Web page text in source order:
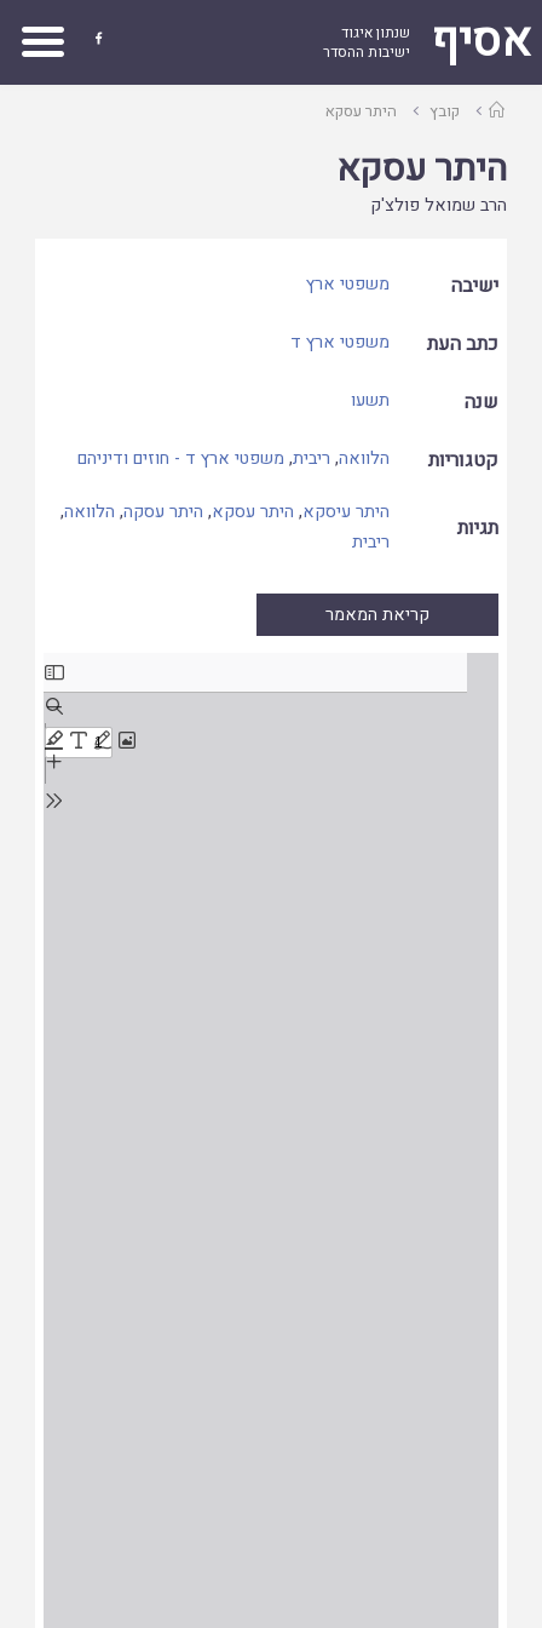
אסיף
שנתון איגוד
ישיבות ההסדר

עמודקובץ היתר עסקא
היתר עסקא
הרב שמואל פולצ'ק
ישיבה משפטי ארץ
כתב העת משפטי ארץ ד
שנה תשעו
קטגוריות הלוואה, ריבית, משפטי ארץ ד - חוזים ודיניהם
תגיות
היתר עיסקא, היתר עסקא, היתר עסקה, הלוואה,
ריבית
קריאת המאמר